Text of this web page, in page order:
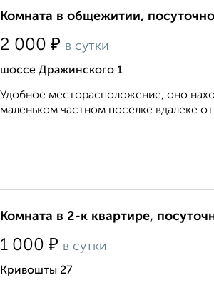
Комната в общежитии,
2 000 ₽ в сутки
шоссе Дражинского 1
Удобное месторасположение, оно
маленьком частном поселке вдалеке
Комната в 2-к квартире,
1 000 ₽ в сутки
Кривошты 27